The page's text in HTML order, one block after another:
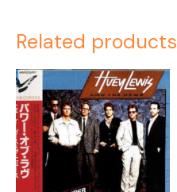
Related products